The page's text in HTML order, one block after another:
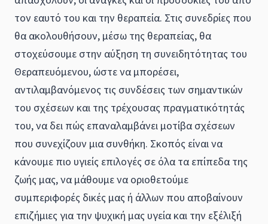
τον εαυτό του και την θεραπεία. Στις συνεδρίες που
θα ακολουθήσουν, μέσω της θεραπείας, θα
στοχεύσουμε στην αύξηση τη συνειδητότητας του
Θεραπευόμενου, ώστε να μπορέσει,
αντιλαμβανόμενος τις συνδέσεις των σημαντικών
του σχέσεων και της τρέχουσας πραγματικότητάς
του, να δει πώς επαναλαμβάνει μοτίβα σχέσεων
που συνεχίζουν μια συνθήκη. Σκοπός είναι να
κάνουμε πιο υγιείς επιλογές σε όλα τα επίπεδα της
ζωής μας, να μάθουμε να οριοθετούμε
συμπεριφορές δικές μας ή άλλων που αποβαίνουν
επιζήμιες για την ψυχική μας υγεία και την εξέλιξή